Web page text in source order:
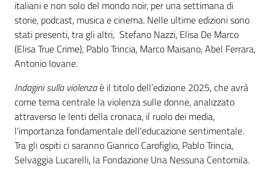
italiani e non solo del mondo noir, per una settimana di
storie, podcast, musica e cinema. Nelle ultime edizioni sono
stati presenti, tra gli altri, Stefano Nazzi, Elisa De Marco
(Elisa True Crime), Pablo Trincia, Marco Maisano, Abel Ferrara,
Antonio Iovane.
Indagini sulla violenzaè il titolo dell’edizione 2025, che avrà
come tema centrale la violenza sulle donne, analizzato
attraverso le lenti della cronaca, il ruolo dei media,
l'importanza fondamentale dell'educazione sentimentale.
Tra gli ospiti ci saranno Gianrico Carofiglio, Pablo Trincia,
Selvaggia Lucarelli, la Fondazione Una Nessuna Centomila.